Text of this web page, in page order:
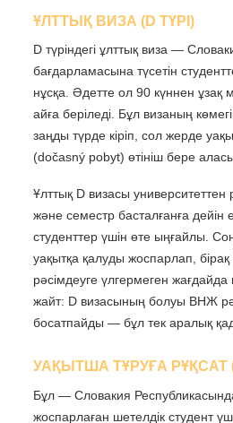
ҰЛТТЫҚ ВИЗА (D ТҮРІ)
D түріндегі ұлттық виза —
бағдарламасына түсетін
нұсқа. Әдетте ол 90 күннен ұзақ
айға беріледі. Бұл визаның
заңды түрде кіріп, сол жерде
(dočasný pobyt) өтініш бере
Ұлттық D визасы
және семестр басталғанға дейін
студенттер үшін өте ыңғайлы.
уақытқа қалуды жоспарлап,
рәсімдеуге үлгермеген
жайт: D визасының болуы ВНЖ
босатпайды — бұл тек аралық
УАҚЫТША ТҰРУҒА РҰҚСАТ
Бұл — Словакия
жоспарлаған шетелдік студент